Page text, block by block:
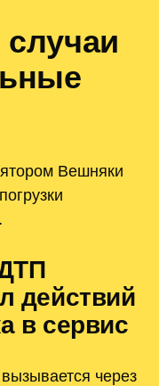
Вешняки
действий
в сервис
через